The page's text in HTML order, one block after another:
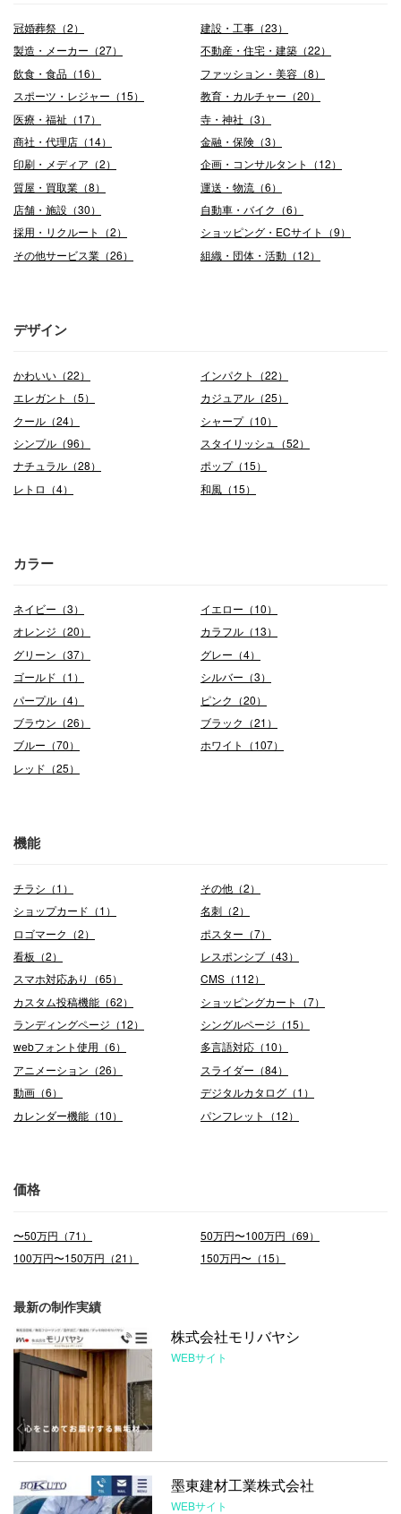
冠婚葬祭（2）
建設・工事（23）
製造・メーカー（27）
不動産・住宅・建築（22）
飲食・食品（16）
ファッション・美容（8）
スポーツ・レジャー（15）
教育・カルチャー（20）
医療・福祉（17）
寺・神社（3）
商社・代理店（14）
金融・保険（3）
印刷・メディア（2）
企画・コンサルタント（12）
質屋・買取業（8）
運送・物流（6）
店舗・施設（30）
自動車・バイク（6）
採用・リクルート（2）
ショッピング・ECサイト（9）
その他サービス業（26）
組織・団体・活動（12）
デザイン
かわいい（22）
インパクト（22）
エレガント（5）
カジュアル（25）
クール（24）
シャープ（10）
シンプル（96）
スタイリッシュ（52）
ナチュラル（28）
ポップ（15）
レトロ（4）
和風（15）
カラー
ネイビー（3）
イエロー（10）
オレンジ（20）
カラフル（13）
グリーン（37）
グレー（4）
ゴールド（1）
シルバー（3）
パープル（4）
ピンク（20）
ブラウン（26）
ブラック（21）
ブルー（70）
ホワイト（107）
レッド（25）
機能
チラシ（1）
その他（2）
ショップカード（1）
名刺（2）
ロゴマーク（2）
ポスター（7）
看板（2）
レスポンシブ（43）
スマホ対応あり（65）
CMS（112）
カスタム投稿機能（62）
ショッピングカート（7）
ランディングページ（12）
シングルページ（15）
webフォント使用（6）
多言語対応（10）
アニメーション（26）
スライダー（84）
動画（6）
デジタルカタログ（1）
カレンダー機能（10）
パンフレット（12）
価格
〜50万円（71）
50万円〜100万円（69）
100万円〜150万円（21）
150万円〜（15）
最新の制作実績
株式会社モリバヤシ
WEBサイト
墨東建材⼯業株式会社
WEBサイト